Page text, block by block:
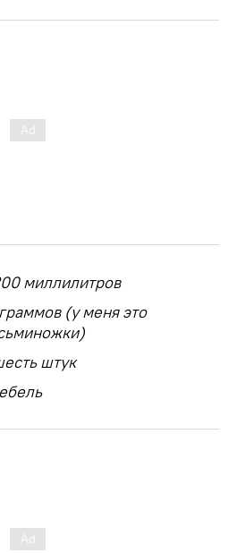
миллилитров
(у меня это
штук